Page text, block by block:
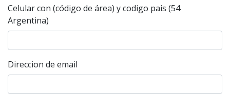
Celular con (código de área) y codigo pais (54
Argentina)
Direccion de email